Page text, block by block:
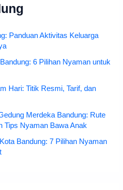
Panduan Aktivitas Keluarga
6 Pilihan Nyaman untuk
Hari: Titik Resmi, Tarif, dan
Merdeka Bandung: Rute
Tips Nyaman Bawa Anak
Bandung: 7 Pilihan Nyaman